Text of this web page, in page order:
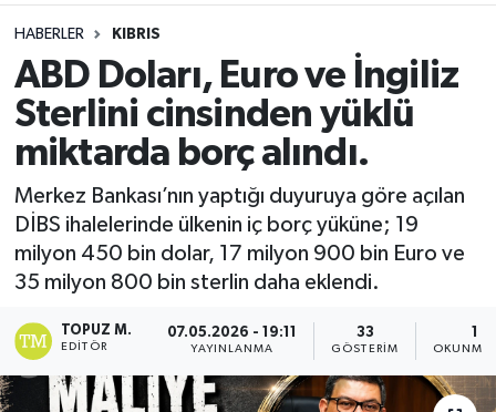
HABERLER KIBRIS
ABD Doları, Euro ve İngiliz
Sterlini cinsinden yüklü
miktarda borç alındı.
Merkez Bankası’nın yaptığı duyuruya göre açılan
DİBS ihalelerinde ülkenin iç borç yüküne; 19
milyon 450 bin dolar, 17 milyon 900 bin Euro ve
35 milyon 800 bin sterlin daha eklendi.
TOPUZ M.
EDITÖR
07.05.2026 - 19:11
YAYINLANMA
33
GÖSTERIM OKUNMA
MAGAZİN
SAĞLIK
SPOR
TEKNOLOJİ
TÜRKİYE
Süper Lig Puan Durumu ve Fikstür
Tüm Manşetler
Son Dakika Haberleri
Haber Arşivi